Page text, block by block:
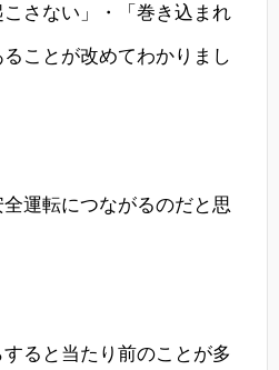
さない」・「巻き込まれ
ことが改めてわかりまし
運転につながるのだと思
ると当たり前のことが多